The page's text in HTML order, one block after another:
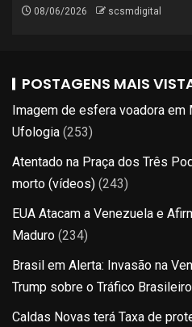
08/06/2026 scsmdigital
POSTAGENS MAIS
Imagem de esfera voadora em
Ufologia (253)
Atentado na Praça dos Três
morto (vídeos) (243)
EUA Atacam a Venezuela e
Maduro (234)
Brasil em Alerta: Invasão na
Trump sobre o Tráfico Brasileiro
Caldas Novas terá Taxa de